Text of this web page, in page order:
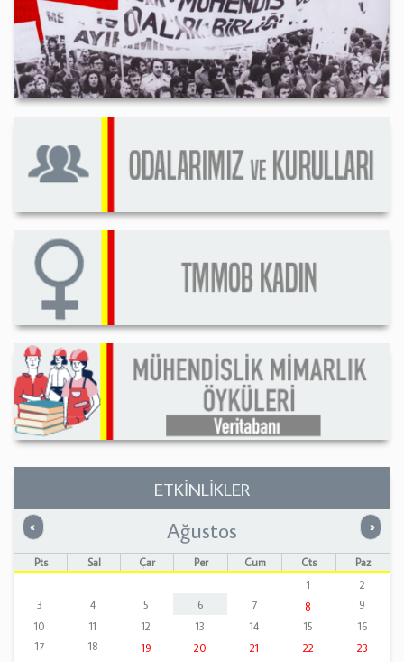
ETKİNLİKLER
« Önceki »
Ağustos
Pts Sal Çar Per Cum Cts
Paz
1
2
3
4 5 6 7 8
9
10
11 12 13 14 15
16
17
18 19 20 21 22
23